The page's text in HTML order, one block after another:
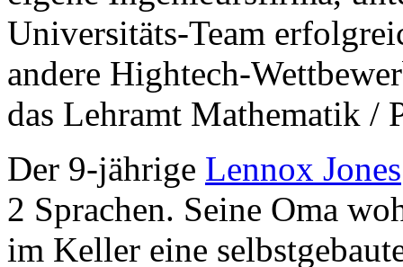
Universitäts-Team
andere Hightech-
das Lehramt Mathematik /
Der 9-jährige Lennox Jones
2 Sprachen. Seine Oma
im Keller eine